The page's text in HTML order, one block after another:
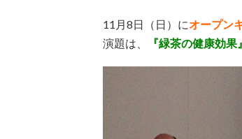
11月8日（日）にオープン
演題は、
『緑茶の健康効果』